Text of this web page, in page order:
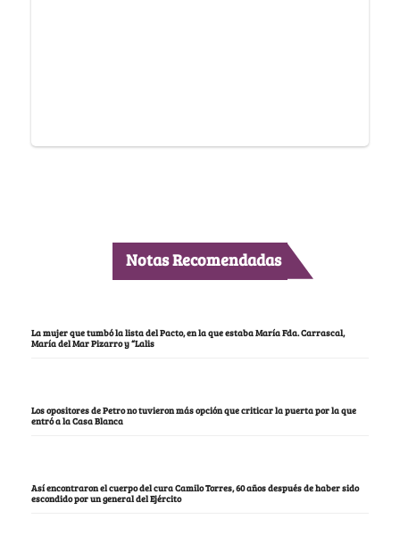
Notas Recomendadas
La mujer que tumbó la lista del Pacto, en la que estaba María Fda. Carrascal,
María del Mar Pizarro y “Lalis
Los opositores de Petro no tuvieron más opción que criticar la puerta por la que
entró a la Casa Blanca
Así encontraron el cuerpo del cura Camilo Torres, 60 años después de haber sido
escondido por un general del Ejército